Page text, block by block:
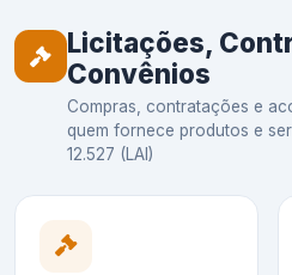
Licitações,
Convênios
Compras, contratações e
quem fornece produtos e
12.527 (LAI)